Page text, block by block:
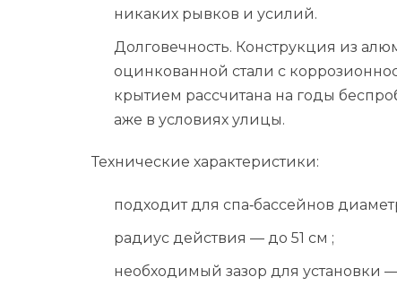
никаких рывков и усилий.
Долговечность. Конструкция из
оцинкованной стали с
крытием рассчитана на годы
аже в условиях улицы.
Технические характеристики:
подходитдля спа‑бассейнов
радиус действия — до 51 см ;
необходимый зазор для установки